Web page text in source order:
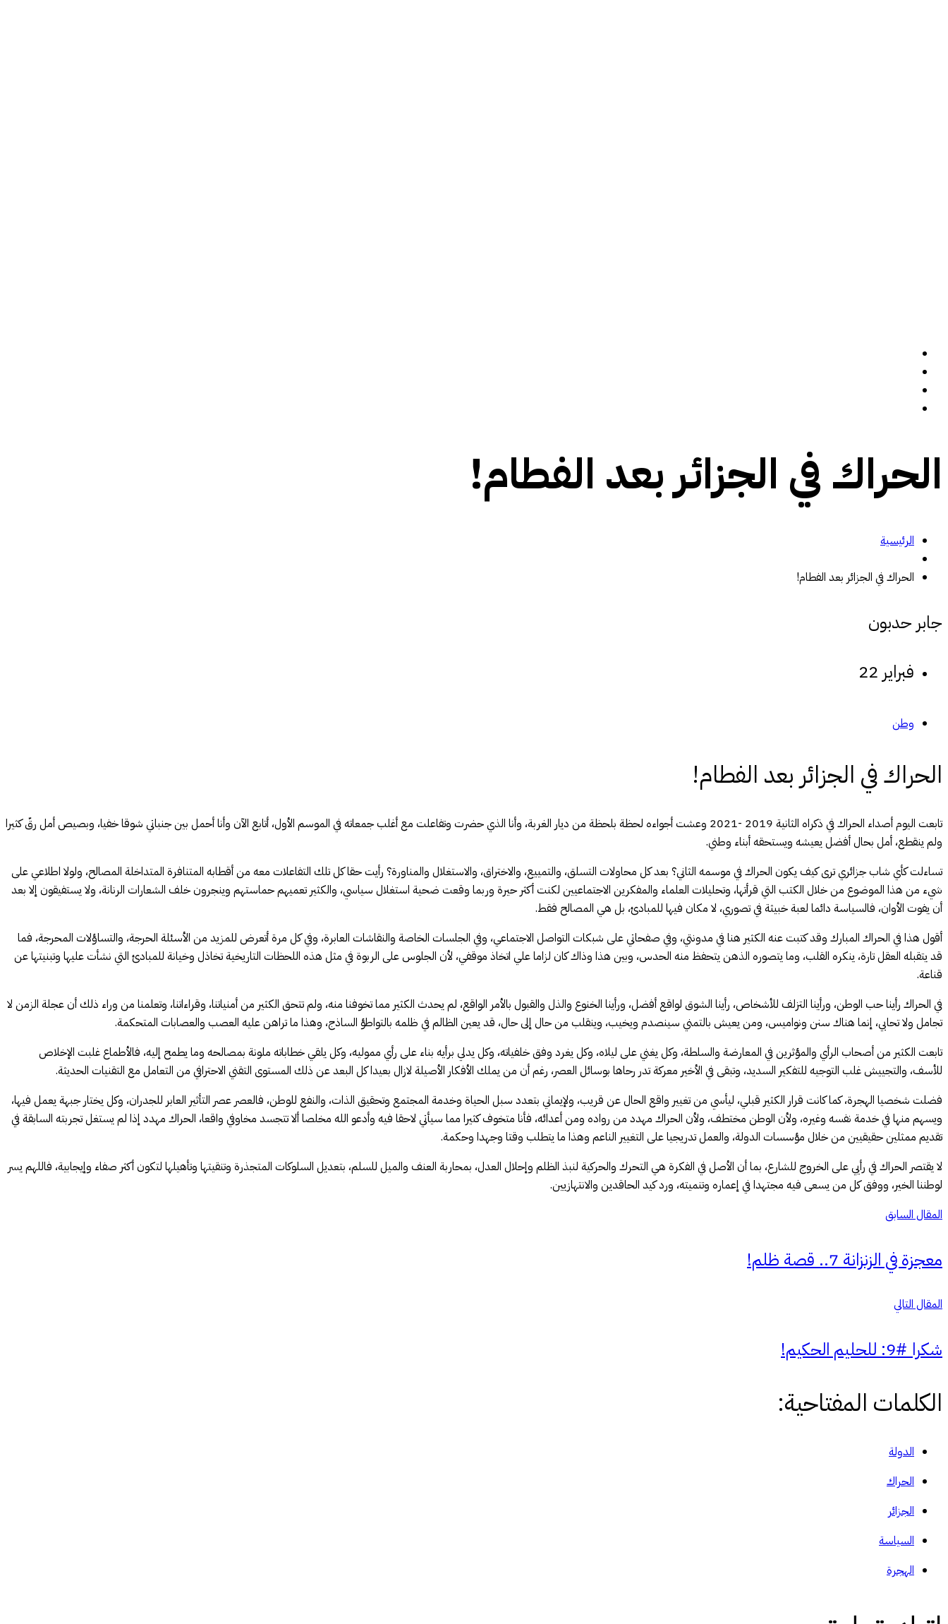
الحراك في الجزائر بعد الفطام!
الرئيسية
الحراك في الجزائر بعد الفطام!
جابر حدبون
فبراير 22
وطن
الحراك في الجزائر بعد الفطام!
تابعت اليوم أصداء الحراك في ذكراه الثانية 2019 -2021 وعشت أجواءه لحظة بلحظة من ديار الغربة، وأنا الذي حضرت وتفاعلت مع أغلب جمعاته في الموسم الأول، أتابع الآن وأنا أحمل بين جنباتي شوقا خفيا، وبصيص أمل رقّ كثيرا
ولم ينقطع، أمل بحال أفضل يعيشه ويستحقه أبناء وطني.
تساءلت كأي شاب جزائري ترى كيف يكون الحراك في موسمه الثاني؟ بعد كل محاولات التسلق، والتمييع، والاختراق، والاستغلال والمناورة؟ رأيت حقا كل تلك التفاعلات معه من أقطابه المتنافرة المتداخلة المصالح، ولولا اطلاعي على
شيء من هذا الموضوع من خلال الكتب التي قرأتها، وتحليلات العلماء والمفكرين الاجتماعيين لكنت أكثر حيرة وربما وقعت ضحية استغلال سياسي، والكثير تعميهم حماستهم وينجرون خلف الشعارات الرنانة، ولا يستفيقون إلا بعد
أن يفوت الأوان، فالسياسة دائما لعبة خبيثة في تصوري، لا مكان فيها للمبادئ، بل هي المصالح فقط.
أقول هذا في الحراك المبارك وقد كتبت عنه الكثير هنا في مدونتي، وفي صفحاتي على شبكات التواصل الاجتماعي، وفي الجلسات الخاصة والنقاشات العابرة، وفي كل مرة أتعرض للمزيد من الأسئلة الحرجة، والتساؤلات المحرجة، فما
قد يتقبله العقل تارة، ينكره القلب، وما يتصوره الذهن يتحفظ منه الحدس، وبين هذا وذاك كان لزاما علي اتخاذ موقفي، لأن الجلوس على الربوة في مثل هذه اللحظات التاريخية تخاذل وخيانة للمبادئ التي نشأت عليها وتبنيتها عن
قناعة.
في الحراك رأينا حب الوطن، ورأينا التزلف للأشخاص، رأينا الشوق لواقع أفضل، ورأينا الخنوع والذل والقبول بالأمر الواقع، لم يحدث الكثير مما تخوفنا منه، ولم تتحق الكثير من أمنياتنا، وقراءاتنا، وتعلمنا من وراء ذلك أن عجلة الزمن لا
تجامل ولا تحابي، إنما هناك سنن ونواميس، ومن يعيش بالتمني سينصدم ويخيب، وينقلب من حال إلى حال، قد يعين الظالم في ظلمه بالتواطؤ الساذج، وهذا ما تراهن عليه العصب والعصابات المتحكمة.
تابعت الكثير من أصحاب الرأي والمؤثرين في المعارضة والسلطة، وكل يغني على ليلاه، وكل يغرد وفق خلفياته، وكل يدلي برأيه بناء على رأي مموليه، وكل يلقي خطاباته ملونة بمصالحه وما يطمح إليه، فالأطماع غلبت الإخلاص
للأسف، والتجييش غلب التوجيه للتفكير السديد، وتبقى في الأخير معركة تدر رحاها بوسائل العصر، رغم أن من يملك الأفكار الأصيلة لازال بعيدا كل البعد عن ذلك المستوى التقني الاحترافي من التعامل مع التقنيات الحديثة.
فضلت شخصيا الهجرة، كما كانت قرار الكثير قبلي، ليأسي من تغيير واقع الحال عن قريب، ولإيماني بتعدد سبل الحياة وخدمة المجتمع وتحقيق الذات، والنفع للوطن، فالعصر عصر التأثير العابر للجدران، وكل يختار جبهة يعمل فيها،
ويسهم منها في خدمة نفسه وغيره، ولأن الوطن مختطف، ولأن الحراك مهدد من رواده ومن أعدائه، فأنا متخوف كثيرا مما سيأتي لاحقا فيه وأدعو الله مخلصا ألا تتجسد مخاوفي واقعا، الحراك مهدد إذا لم يستغل تجربته السابقة في
تقديم ممثلين حقيقيين من خلال مؤسسات الدولة، والعمل تدريجيا على التغيير الناعم وهذا ما يتطلب وقتا وجهدا وحكمة.
لا يقتصر الحراك في رأيي على الخروج للشارع، بما أن الأصل في الفكرة هي التحرك والحركية لنبذ الظلم وإحلال العدل، بمحاربة العنف والميل للسلم، بتعديل السلوكات المتجذرة وتنقيتها وتأهيلها لتكون أكثر صفاء وإيجابية، فاللهم يسر
لوطننا الخير، ووفق كل من يسعى فيه مجتهدا في إعماره وتنميته، ورد كيد الحاقدين والانتهازيين.
المقال السابق
معجزة في الزنزانة 7.. قصة ظلم!
المقال التالي
شكرا #9: للحليم الحكيم!
الكلمات المفتاحية:
الدولة
الحراك
الجزائر
السياسة
الهجرة